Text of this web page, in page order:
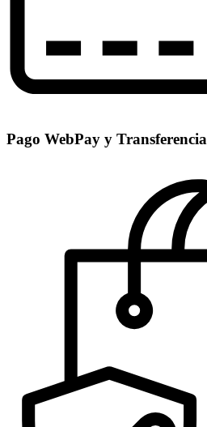
Pago WebPay y Transferencia